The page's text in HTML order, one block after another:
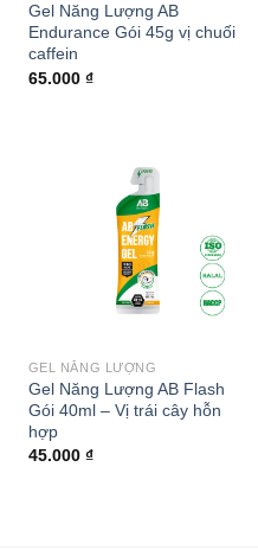
Gel Năng Lượng AB
Endurance Gói 45g vị chuối
caffein
65.000 ₫
GEL NĂNG LƯỢNG
Gel Năng Lượng AB Flash
Gói 40ml – Vị trái cây hỗn
hợp
45.000 ₫